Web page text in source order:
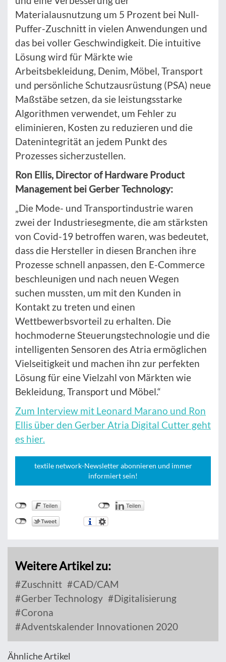
Materialausnutzung um 5 Prozent bei Null-
Puffer-Zuschnitt in vielen Anwendungen und
das bei voller Geschwindigkeit. Die intuitive
Lösung wird für Märkte wie
Arbeitsbekleidung, Denim, Möbel, Transport
und persönliche Schutzausrüstung (PSA) neue
Maßstäbe setzen, da sie leistungsstarke
Algorithmen verwendet, um Fehler zu
eliminieren, Kosten zu reduzieren und die
Datenintegrität an jedem Punkt des
Prozesses sicherzustellen.
Ron Ellis, Director of Hardware Product
Management bei Gerber Technology:
„Die Mode- und Transportindustrie waren
zwei der Industriesegmente, die am stärksten
von Covid-19 betroffen waren, was bedeutet,
dass die Hersteller in diesen Branchen ihre
Prozesse schnell anpassen, den E-Commerce
beschleunigen und nach neuen Wegen
suchen mussten, um mit den Kunden in
Kontakt zu treten und einen
Wettbewerbsvorteil zu erhalten. Die
hochmoderne Steuerungstechnologie und die
intelligenten Sensoren des Atria ermöglichen
Vielseitigkeit und machen ihn zur perfekten
Lösung für eine Vielzahl von Märkten wie
Bekleidung, Transport und Möbel.“
Zum Interview mit Leonard Marano und Ron
Ellis über den Gerber Atria Digital Cutter geht
es hier.
textile network-Newsletter abonnieren und immer
informiert sein!
Weitere Artikel zu:
Zuschnitt
CAD/CAM
Gerber Technology
Digitalisierung
Corona
Adventskalender Innovationen 2020
Ähnliche Artikel